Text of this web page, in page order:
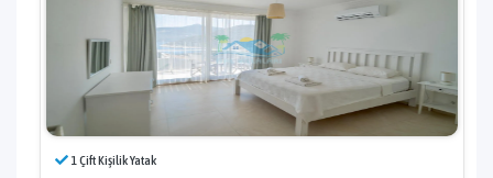
1 Çift Kişilik Yatak